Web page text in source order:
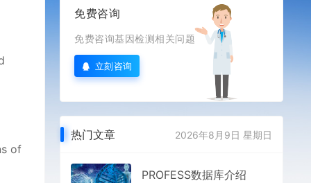
of
免费咨询
免费咨询基因检测相关问题
立刻咨询
热门文章 2026年8月9日 星期日
PROFESS数据库介绍